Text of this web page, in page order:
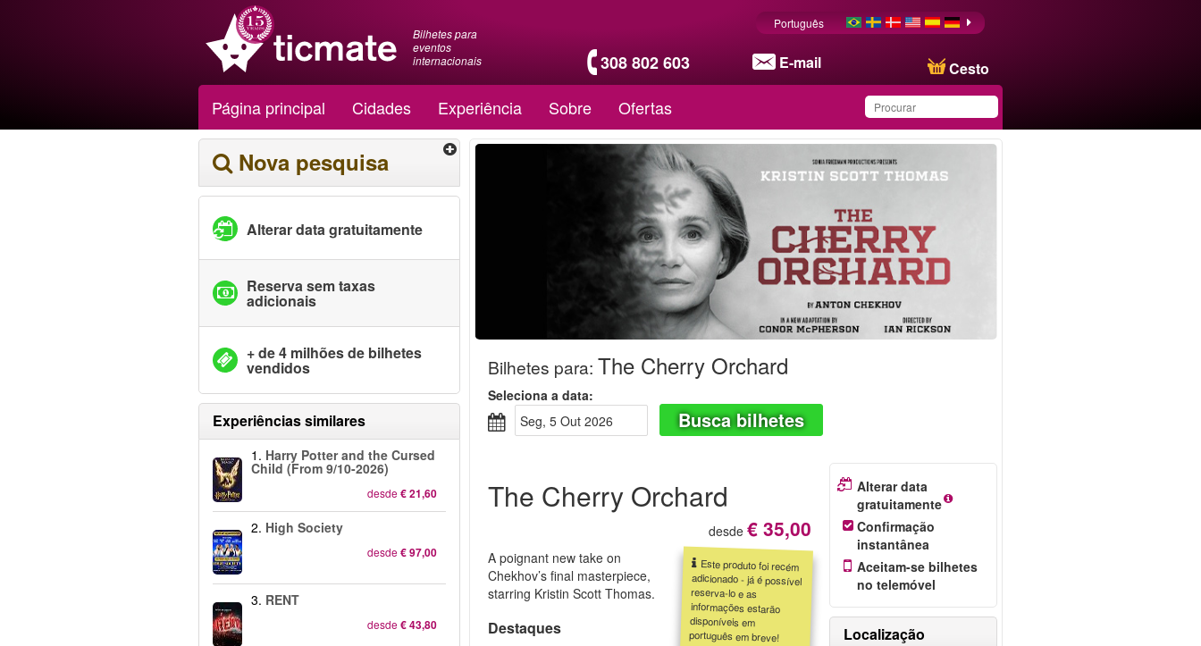
Bilhetes para
eventos
internacionais
308 802 603 E-mail Cesto
Português
Página principal Cidades Experiência Sobre Ofertas
Produto salvo na lista de
favoritos
Nova pesquisa
Alterar data gratuitamente
Reserva sem taxas
adicionais
+ de 4 milhões de bilhetes
vendidos
Experiências similares
1. Harry Potter and the Cursed
Child (From 9/10-2026)
desde€ 21,60
2. High Society
desde€ 97,00
3. RENT
desde€ 43,80
Bilhetes para:The Cherry Orchard
Seleciona a data:
Seg, 5 Out 2026
Busca bilhetes
The Cherry Orchard
desde € 35,00
Este produto foi recém
adicionado - já é possível
reserva-lo e as
informações estarão
disponíveis em
português em breve!
A poignant new take on
Chekhov’s final masterpiece,
starring Kristin Scott Thomas.
Destaques
Alterar data
gratuitamente
Confirmação
instantânea
Aceitam-se bilhetes
no telemóvel
Localização